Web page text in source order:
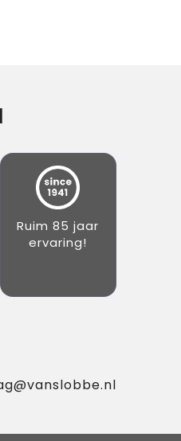
Ruim 85 jaar
ervaring!